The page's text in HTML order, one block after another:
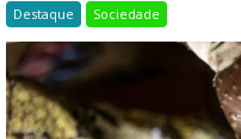
Destaque Sociedade